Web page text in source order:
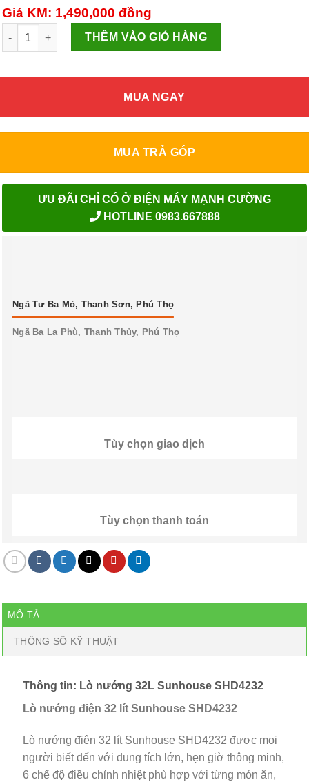
Giá KM: 1,490,000 đồng
Lò nướng 32L Sunhouse SHD4232 số lượng
THÊM VÀO GIỎ HÀNG
MUA NGAY
MUA TRẢ GÓP
ƯU ĐÃI CHỈ CÓ Ở ĐIỆN MÁY MẠNH CƯỜNG
HOTLINE 0983.667888
Ngã Tư Ba Mỏ, Thanh Sơn, Phú Thọ
Ngã Ba La Phù, Thanh Thủy, Phú Thọ
Tùy chọn giao dịch
Tùy chọn thanh toán
MÔ TẢ
THÔNG SỐ KỸ THUẬT
Thông tin: Lò nướng 32L Sunhouse SHD4232
Lò nướng điện 32 lít Sunhouse SHD4232
Lò nướng điện 32 lít Sunhouse SHD4232 được mọi
người biết đến với dung tích lớn, hẹn giờ thông minh,
6 chế độ điều chỉnh nhiệt phù hợp với từng món ăn,